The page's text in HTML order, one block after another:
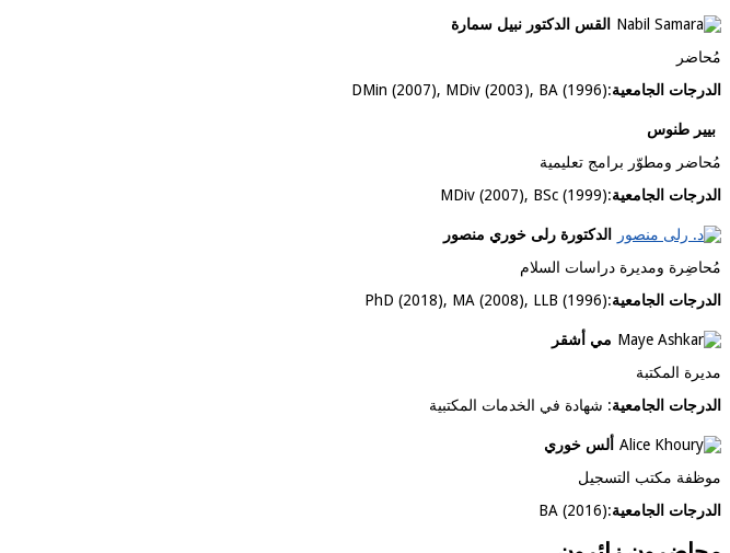
القس الدكتور نبيل سمارة
مُحاضر
الدرجات الجامعية:
DMin (2007), MDiv (2003), BA (1996)
بيير طنوس
مُحاضر ومطوّر برامج تعليمية
الدرجات الجامعية:
MDiv (2007), BSc (1999)
الدكتورة رلى خوري منصور
مُحاضِرة ومديرة دراسات السلام
الدرجات الجامعية:
PhD (2018), MA (2008), LLB (1996)
مي أشقر
مديرة المكتبة
الدرجات الجامعية: شهادة في الخدمات المكتبية
ألس خوري
موظفة مكتب التسجيل
الدرجات الجامعية:
BA (2016)